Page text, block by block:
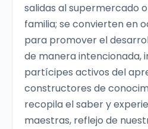
salidas al supermercado
familia; se convierten en
para promover el
de manera intencionada,
partícipes activos del
constructores de
recopila el saber y
maestras, reflejo de